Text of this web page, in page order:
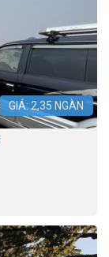
GIÁ:2,35 NGÀN